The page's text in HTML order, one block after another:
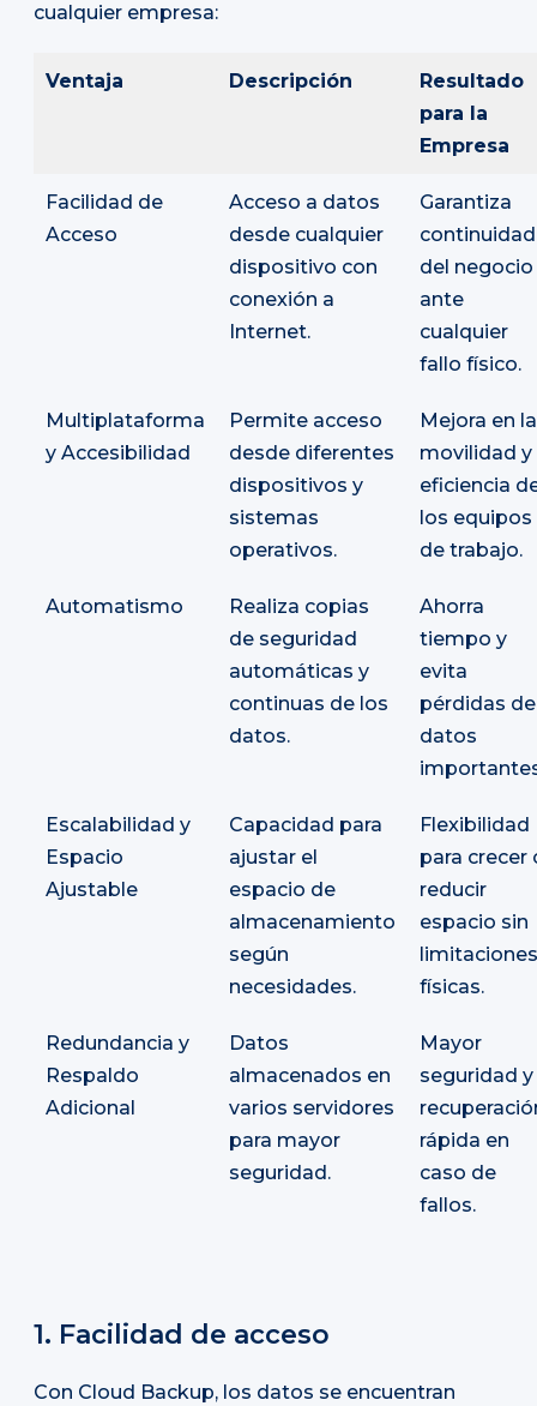
cualquier empresa:
Ventaja Descripción
Resultado
para la
Empresa
Facilidad de
Acceso
Acceso a datos
desde cualquier
dispositivo con
conexión a
Internet.
Garantiza
continuidad
del negocio
ante
cualquier
fallo físico.
Multiplataforma
y Accesibilidad
Permite acceso
desde diferentes
dispositivos y
sistemas
operativos.
Mejora en la
movilidad y
eficiencia
los equipos
de trabajo.
Automatismo
Realiza copias
de seguridad
automáticas y
continuas de los
datos.
Ahorra
tiempo y
evita
pérdidas de
datos
Escalabilidad y
Espacio
Ajustable
Capacidad para
ajustar el
espacio de
almacenamiento
según
necesidades.
Flexibilidad
para crecer
reducir
espacio sin
limitaciones
físicas.
Redundancia y
Respaldo
Adicional
Datos
almacenados en
varios servidores
para mayor
seguridad.
Mayor
seguridad y
rápida en
caso de
fallos.
1. Facilidad de acceso
Con Cloud Backup, los datos se encuentran